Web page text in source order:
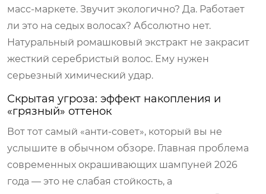
масс-маркете. Звучит экологично? Да. Работает
ли это на седых волосах? Абсолютно нет.
Натуральный ромашковый экстракт не закрасит
жесткий серебристый волос. Ему нужен
серьезный химический удар.
Скрытая угроза: эффект накопления и
«грязный» оттенок
Вот тот самый «анти-совет», который вы не
услышите в обычном обзоре. Главная проблема
современных окрашивающих шампуней 2026
года — это не слабая стойкость, а